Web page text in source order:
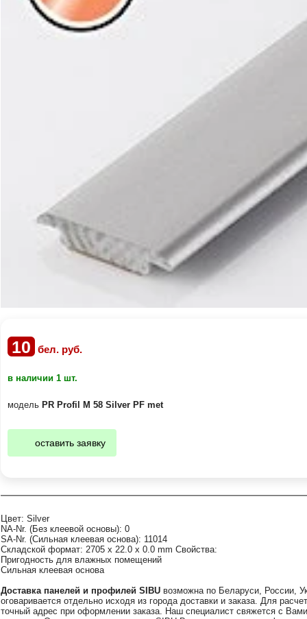
10 бел. руб.
в наличии 1 шт.
модель PR Profil M 58 Silver PF met
оставить заявку
Цвет: Silver
NA-Nr. (Без клеевой основы): 0
SA-Nr. (Сильная клеевая основа): 11014
Складской формат: 2705 x 22.0 x 0.0 mm Свойства:
Пригодность для влажных помещений
Сильная клеевая основа
Доставка панелей и профилей SIBU возможна по Беларуси, России,
оговаривается отдельно исходя из города доставки и заказа. Для
точный адрес при оформлении заказа. Наш специалист свяжется с